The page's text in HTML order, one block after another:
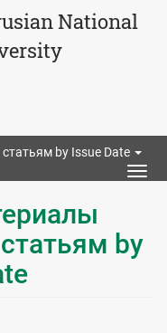
National
by Issue Date
by